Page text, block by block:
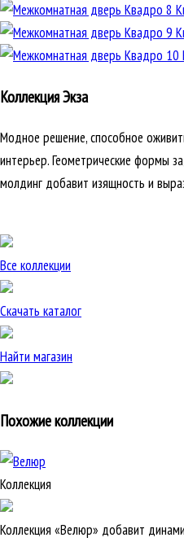
Коллекция Экза
Модное решение, способное
интерьер. Геометрические формы
молдинг добавит изящность и
Все коллекции
Скачать каталог
Найти магазин
Похожие коллекции
Коллекция
Коллекция «Велюр» добавит